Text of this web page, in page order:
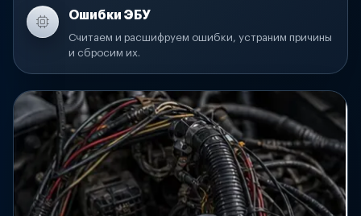
Ошибки ЭБУ
Считаем и расшифруем ошибки, устраним причины
и сбросим их.